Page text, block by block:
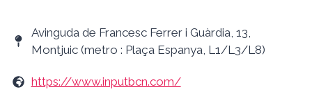
Avinguda de Francesc Ferrer i Guàrdia, 13,
Montjuic (metro : Plaça Espanya, L1/L3/L8)
https://www.inputbcn.com/